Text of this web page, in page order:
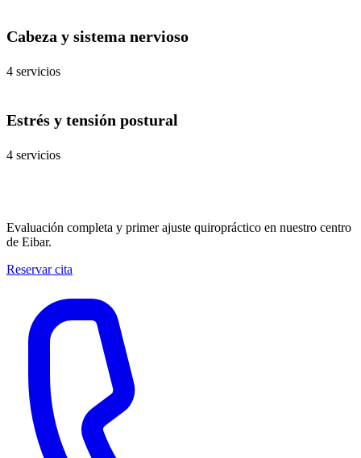
Cabeza y sistema nervioso
4 servicios
Estrés y tensión postural
4 servicios
Evaluación completa y primer ajuste quiropráctico en nuestro centro
de Eibar.
Reservar cita